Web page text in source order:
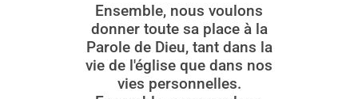
Ensemble, nous voulons
donner toute sa place à la
Parole de Dieu, tant dans la
vie de l'église que dans nos
vies personnelles.